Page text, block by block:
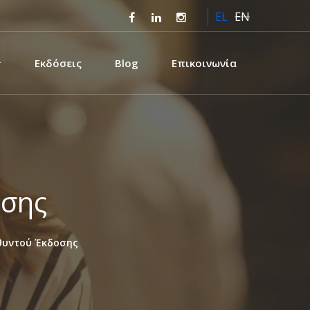
EL EN
Εκδόσεις Blog Επικοινωνία
Έκδοσης